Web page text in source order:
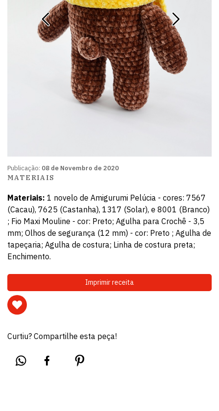
Publicação: 08 de Novembro de 2020
MATERIAIS
Materiais: 1 novelo de Amigurumi Pelúcia - cores: 7567
(Cacau), 7625 (Castanha), 1317 (Solar), e 8001 (Branco)
; Fio Maxi Mouline - cor: Preto; Agulha para Crochê - 3,5
mm; Olhos de segurança (12 mm) - cor: Preto ; Agulha de
tapeçaria; Agulha de costura; Linha de costura preta;
Enchimento.
Imprimir receita
Curtiu? Compartilhe esta peça!